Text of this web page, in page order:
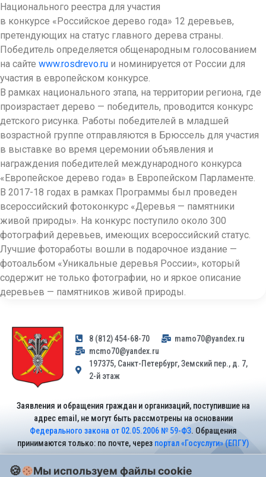
Национального реестра для участия
в конкурсе «Российское дерево года» 12 деревьев,
претендующих на статус главного дерева страны.
Победитель определяется общенародным голосованием
на сайте www.rosdrevo.ru и номинируется от России для
участия в европейском конкурсе.
В рамках национального этапа, на территории региона, где
произрастает дерево — победитель, проводится конкурс
детского рисунка. Работы победителей в младшей
возрастной группе отправляются в Брюссель для участия
в выставке во время церемонии объявления и
награждения победителей международного конкурса
«Европейское дерево года» в Европейском Парламенте.
В 2017-18 годах в рамках Программы был проведен
всероссийский фотоконкурс «Деревья — памятники
живой природы». На конкурс поступило около 300
фотографий деревьев, имеющих всероссийский статус.
Лучшие фотоработы вошли в подарочное издание —
фотоальбом «Уникальные деревья России», который
содержит не только фотографии, но и яркое описание
деревьев — памятников живой природы.
8 (812) 454-68-70
mamo70@yandex.ru
mcmo70@yandex.ru
197375, Санкт-Петербург, Земский пер., д. 7,
2-й этаж
Заявления и обращения граждан и организаций, поступившие на
адрес email, не могут быть рассмотрены на основании
Федерального закона от 02.05.2006 № 59-ФЗ. Обращения
принимаются только: по почте, через портал «Госуслуги» (ЕПГУ)
или лично при предъявлении паспорта.
Мы используем файлы cookie